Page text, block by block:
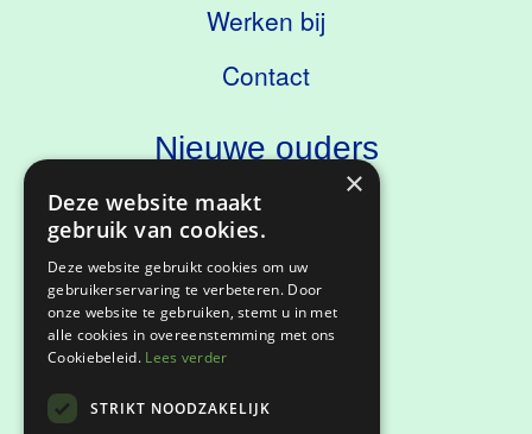
Nieuwe ouders
Ontdek onze school
Kennismaken
Werken bij
Contact
×
Deze website maakt
gebruik van cookies.
Deze website gebruikt cookies om uw
gebruikerservaring te verbeteren. Door
onze website te gebruiken, stemt u in met
alle cookies in overeenstemming met ons
Cookiebeleid. Lees verder
STRIKT NOODZAKELIJK